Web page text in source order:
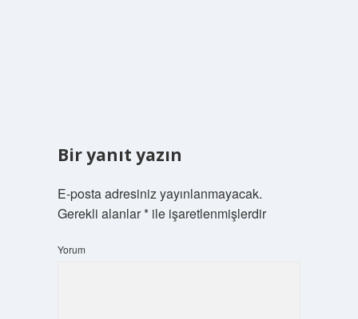
Bir yanıt yazın
E-posta adresiniz yayınlanmayacak.
Gerekli alanlar*ile işaretlenmişlerdir
Yorum